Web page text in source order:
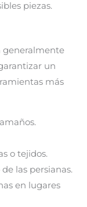
piezas.
generalmente
un
más
o tejidos.
las persianas.
en lugares